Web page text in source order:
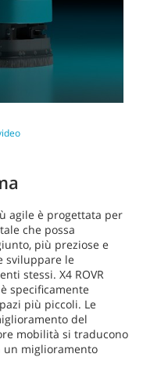
agile è progettata per
che possa
più preziose e
sviluppare le
stessi. X4 ROVR
specificamente
più piccoli. Le
del
mobilità si traducono
miglioramento